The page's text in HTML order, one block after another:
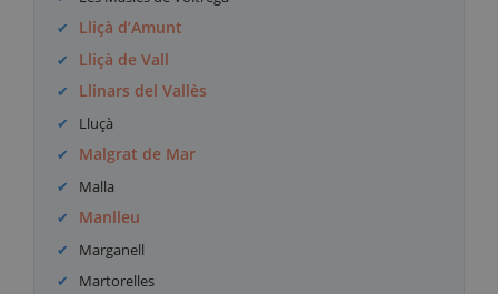
Lliçà d’Amunt
Lliçà de Vall
Llinars del Vallès
Lluçà
Malgrat de Mar
Malla
Manlleu
Marganell
Martorelles